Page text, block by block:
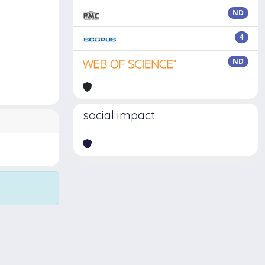
ND
4
ND
social impact